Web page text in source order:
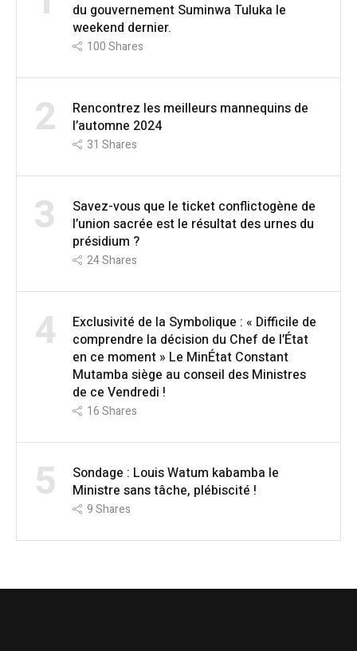
du gouvernement Suminwa Tuluka le
weekend dernier.
100Shares
2
Rencontrez les meilleurs mannequins de
l’automne 2024
31 Shares
3
Savez-vous que le ticket conflictogène de
l’union sacrée est le résultat des urnes du
présidium ?
24Shares
4
Exclusivité de la Symbolique : « Difficile de
comprendre la décision du Chef de l’État
en ce moment » Le MinÉtat Constant
Mutamba siège au conseil des Ministres
de ce Vendredi !
16Shares
5
Sondage : Louis Watum kabamba le
Ministre sans tâche, plébiscité !
9Shares